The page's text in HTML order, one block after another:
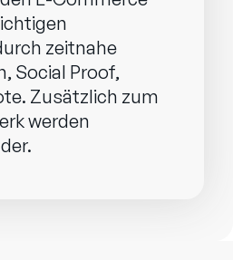
zeitnahe
Social Proof,
Zusätzlich zum
werden